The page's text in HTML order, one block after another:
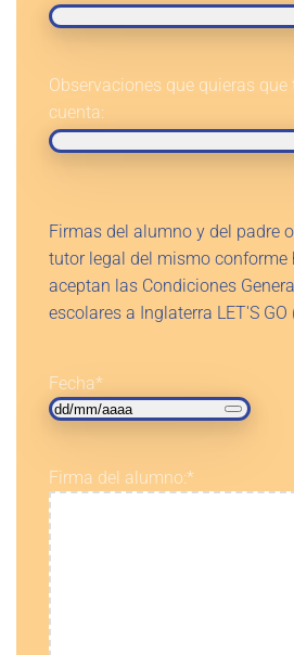
Observaciones que quieras que
cuenta:
Firmas del alumno y del padre
tutor legal del mismo conforme
aceptan las Condiciones
escolares a Inglaterra LET'S GO
Fecha*
Firma del alumno:*